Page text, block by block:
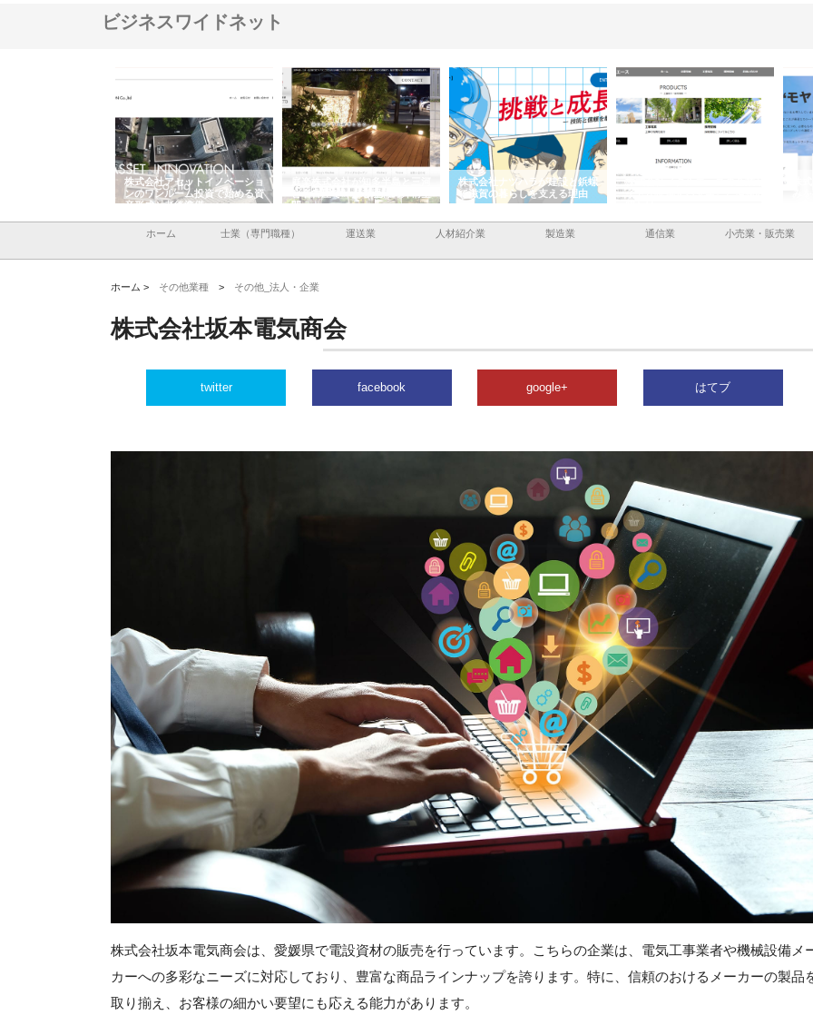
ビジネスワイドネット
株式会社アセットイノベーショ
ンのワンルーム投資で始める資
産形成と老後準備
と名古屋で叶える理想の外構空
間
株式会社ナツハラが建設と鋲螺
で滋賀の暮らしを支える理由
イトが提供する充実した情報内
株
ホーム 士業（専門職種） 運送業 人材紹介業 製造業 通信業 小売業・販売業
ホーム > その他業種 > その他_法人・企業
株式会社坂本電気商会
twitter facebook google+ はてブ
株式会社坂本電気商会は、愛媛県で電設資材の販売を行っています。こちらの企業は、電気工事業者や機械設備メ
カーへの多彩なニーズに対応しており、豊富な商品ラインナップを誇ります。特に、信頼のおけるメーカーの製品
取り揃え、お客様の細かい要望にも応える能力があります。